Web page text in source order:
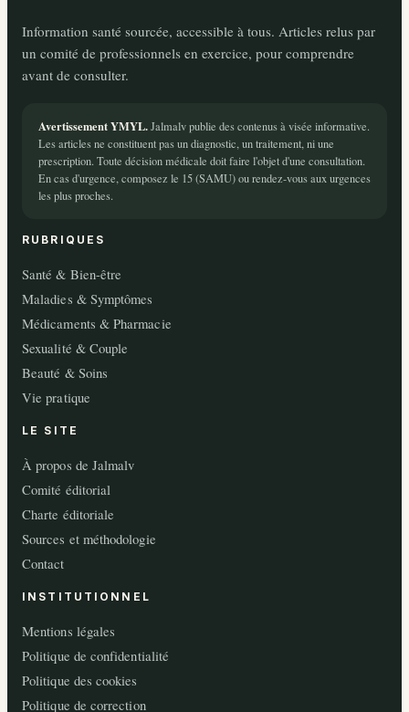
Information santé sourcée, accessible à tous. Articles relus par
un comité de professionnels en exercice, pour comprendre
avant de consulter.
Avertissement YMYL.Jalmalv publie des contenus à visée informative.
Les articles ne constituent pas un diagnostic, un traitement, ni une
prescription. Toute décision médicale doit faire l'objet d'une consultation.
En cas d'urgence, composez le 15 (SAMU) ou rendez-vous aux urgences
les plus proches.
RUBRIQUES
Santé & Bien-être
Maladies & Symptômes
Médicaments & Pharmacie
Sexualité & Couple
Beauté & Soins
Vie pratique
LE SITE
À propos de Jalmalv
Comité éditorial
Charte éditoriale
Sources et méthodologie
Contact
INSTITUTIONNEL
Mentions légales
Politique de confidentialité
Politique des cookies
Politique de correction